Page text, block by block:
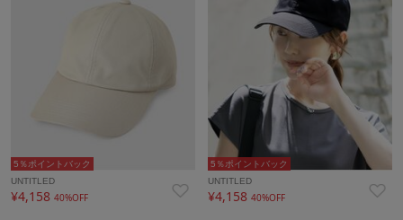
5％ポイントバック
UNTITLED
¥4,158 40%OFF
5％ポイントバック
UNTITLED
¥4,15840%OFF